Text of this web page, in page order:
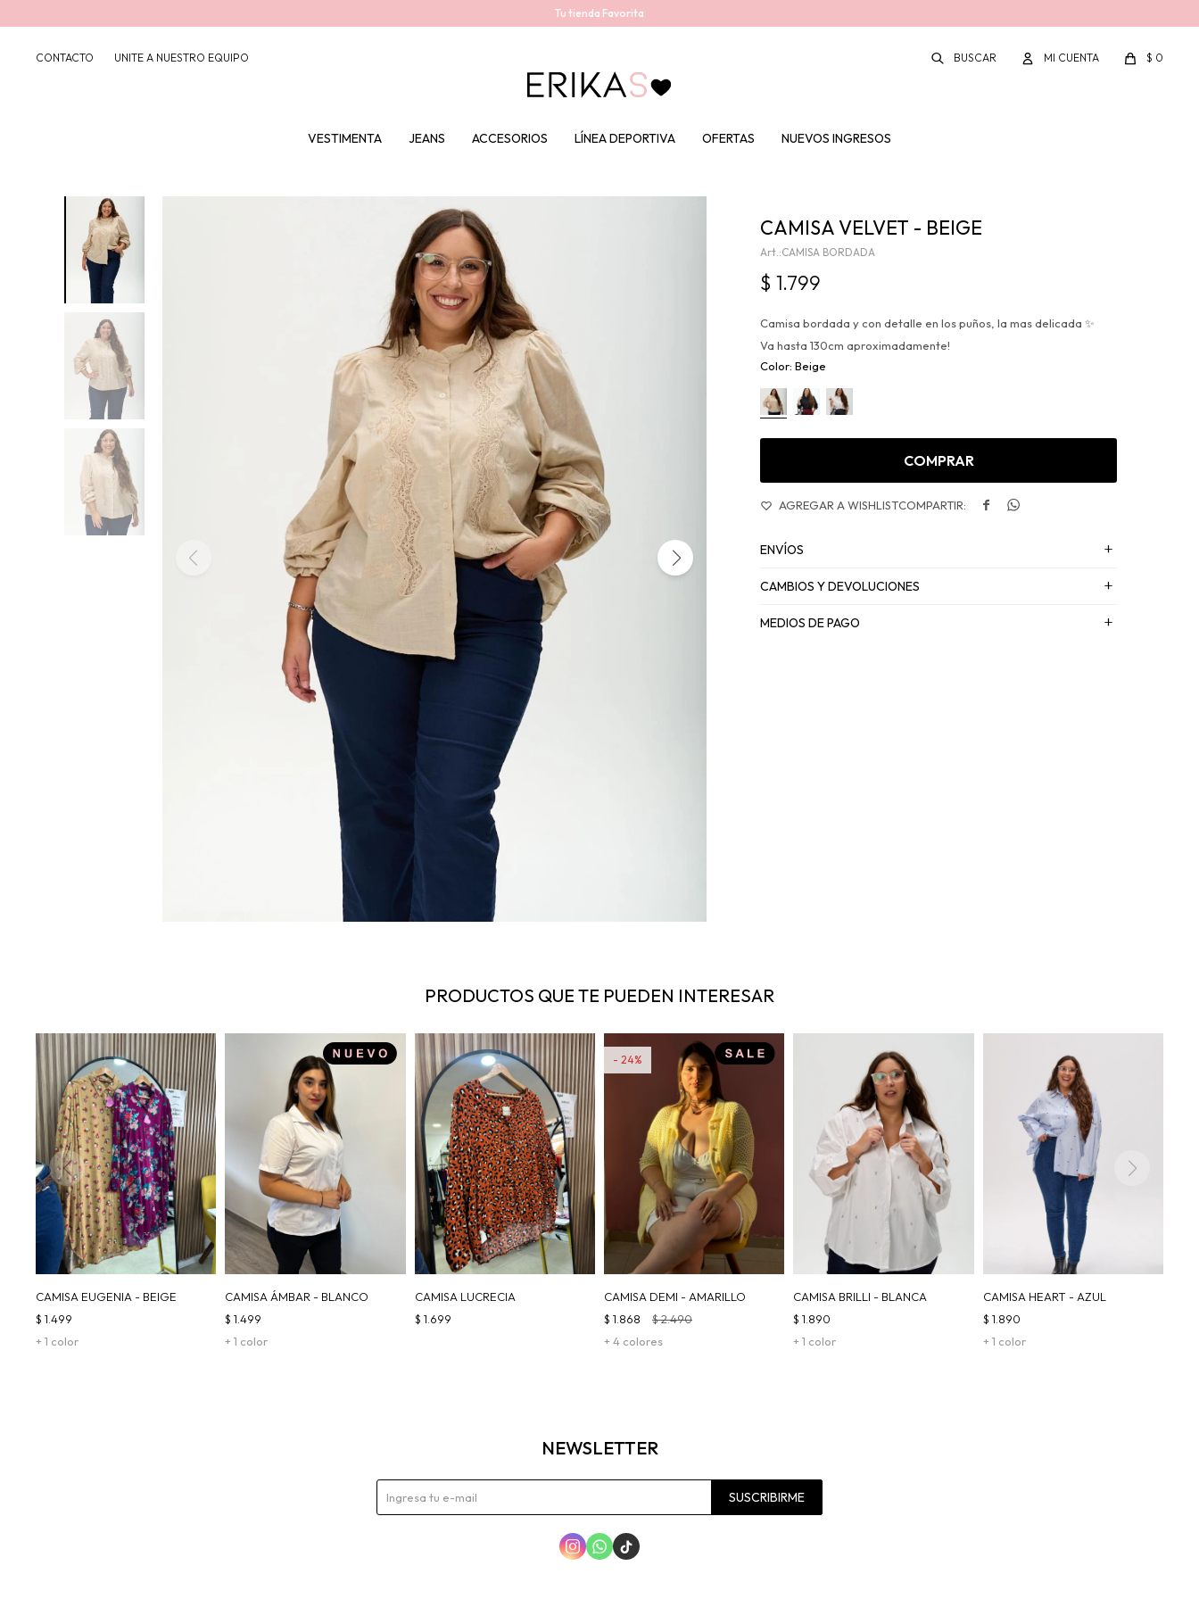
Tu tienda Favorita
VESTIMENTA JEANS ACCESORIOS LÍNEA DEPORTIVA OFERTAS NUEVOS INGRESOS
$ 0
CONTACTO UNITE A NUESTRO EQUIPO
CAMISA VELVET - BEIGE
CAMISA BORDADA
$ 1.799
Camisa bordada y con detalle en los puños, la mas delicada ✨
Va hasta 130cm aproximadamente!
Beige
COMPRAR
 
ENVÍOS
CAMBIOS Y DEVOLUCIONES
MEDIOS DE PAGO
PRODUCTOS QUE TE PUEDEN INTERESAR
CAMISA EUGENIA - BEIGE
+ 1 color
$ 1.499
CAMISA ÁMBAR - BLANCO
+ 1 color
$ 1.499
CAMISA LUCRECIA
$ 1.699
CAMISA DEMI - AMARILLO
+ 4 colores
$ 1.868 $2.490
24
CAMISA BRILLI - BLANCA
+ 1 color
$ 1.890
CAMISA HEART - AZUL
+ 1 color
$ 1.890
NEWSLETTER
SUSCRIBIRME
  